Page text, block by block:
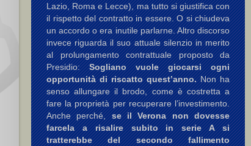
Lazio, Roma e Lecce), ma tutto si giustifica con
il rispetto del contratto in essere. O si chiudeva
un accordo o era inutile parlarne. Altro discorso
invece riguarda il suo attuale silenzio in merito
al prolungamento contrattuale proposto da
Presidio:Sogliano vuole giocarsi ogni
opportunità di riscatto quest’anno.Non ha
senso allungare il brodo, come è costretta a
fare la proprietà per recuperare l’investimento.
Anche perché,se il Verona non dovesse
farcela a risalire subito in serie A si
tratterebbe del secondo fallimento